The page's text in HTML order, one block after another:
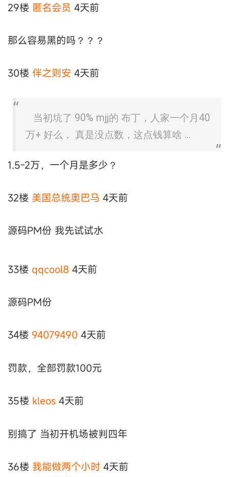
29楼 匿名会员 4天前
那么容易黑的吗？？？
30楼 伴之则安 4天前
当初坑了 90% mjj的 布丁，人家一个月40
万+ 好么， 真是没点数，这点钱算啥 ...
1.5-2万，一个月是多少？
32楼 美国总统奥巴马 4天前
源码PM份 我先试试水
33楼 qqcool8 4天前
源码PM份
34楼 94079490 4天前
罚款，全部罚款100元
35楼 kleos 4天前
别搞了 当初开机场被判四年
36楼 我能做两个小时 4天前